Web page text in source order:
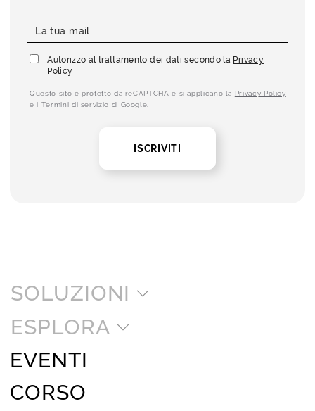
Autorizzo al trattamento dei dati secondo la Privacy
Policy
Questo sito è protetto da reCAPTCHA e si applicano la Privacy Policy
e i Termini di servizio di Google.
ISCRIVITI
SOLUZIONI
ESPLORA
EVENTI
CORSO